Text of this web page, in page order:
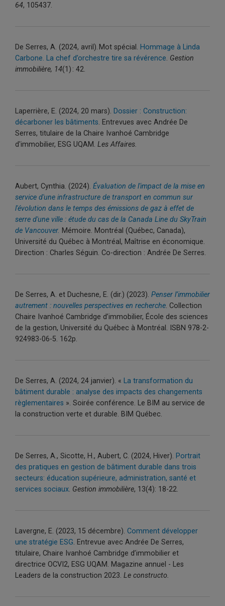
64, 105437.
De Serres, A. (2024, avril). Mot spécial. Hommage à Linda
Carbone. La chef d’orchestre tire sa révérence. Gestion
immobilière, 14(1) : 42.
Laperrière, E. (2024, 20 mars). Dossier : Construction:
décarboner les bâtiments. Entrevues avec Andrée De
Serres, titulaire de la Chaire Ivanhoé Cambridge
d'immobilier, ESG UQAM. Les Affaires.
Aubert, Cynthia. (2024). Évaluation de l'impact de la mise en
service d'une infrastructure de transport en commun sur
l'évolution dans le temps des émissions de gaz à effet de
serre d'une ville : étude du cas de la Canada Line du SkyTrain
de Vancouver. Mémoire. Montréal (Québec, Canada),
Université du Québec à Montréal, Maîtrise en économique.
Direction : Charles Séguin. Co-direction : Andrée De Serres.
De Serres, A. et Duchesne, E. (dir.) (2023). Penser l’immobilier
autrement : nouvelles perspectives en recherche. Collection
Chaire Ivanhoé Cambridge d’immobilier, École des sciences
de la gestion, Université du Québec à Montréal. ISBN 978-2-
924983-06-5. 162p.
De Serres, A. (2024, 24 janvier). « La transformation du
bâtiment durable : analyse des impacts des changements
règlementaires ». Soirée conférence. Le BIM au service de
la construction verte et durable. BIM Québec.
De Serres, A., Sicotte, H., Aubert, C. (2024, Hiver). Portrait
des pratiques en gestion de bâtiment durable dans trois
secteurs: éducation supérieure, administration, santé et
services sociaux. Gestion immobilière, 13(4): 18-22.
Lavergne, E. (2023, 15 décembre). Comment développer
une stratégie ESG. Entrevue avec Andrée De Serres,
titulaire, Chaire Ivanhoé Cambridge d’immobilier et
directrice OCVI2, ESG UQAM. Magazine annuel - Les
Leaders de la construction 2023. Le constructo.